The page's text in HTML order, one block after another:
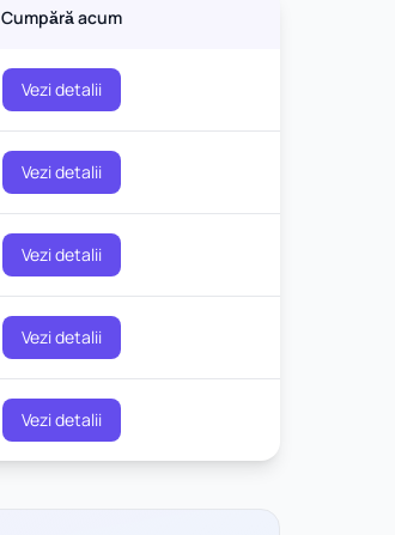
Cumpără acum
Vezi detalii
Vezi detalii
Vezi detalii
Vezi detalii
Vezi detalii